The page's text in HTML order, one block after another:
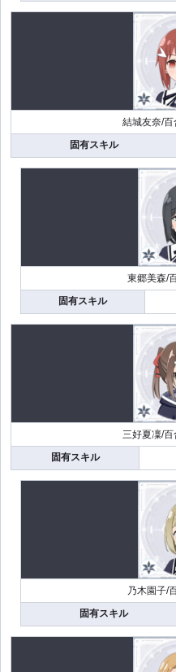
結城友奈/
固有スキル
東郷美森/
固有スキル
三好夏凜/
固有スキル
乃木園子/
固有スキル